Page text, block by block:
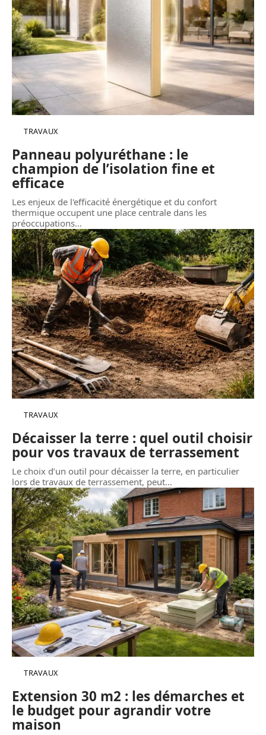
TRAVAUX
Panneau polyuréthane : le
champion de l’isolation fine et
efficace
Les enjeux de l'efficacité énergétique et du confort
thermique occupent une place centrale dans les
préoccupations…
TRAVAUX
Décaisser la terre : quel outil choisir
pour vos travaux de terrassement
Le choix d’un outil pour décaisser la terre, en particulier
lors de travaux de terrassement, peut…
TRAVAUX
Extension 30 m2 : les démarches et
le budget pour agrandir votre
maison